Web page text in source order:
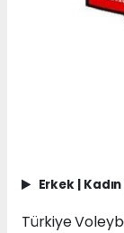
Erkek | Kadın
Türkiye